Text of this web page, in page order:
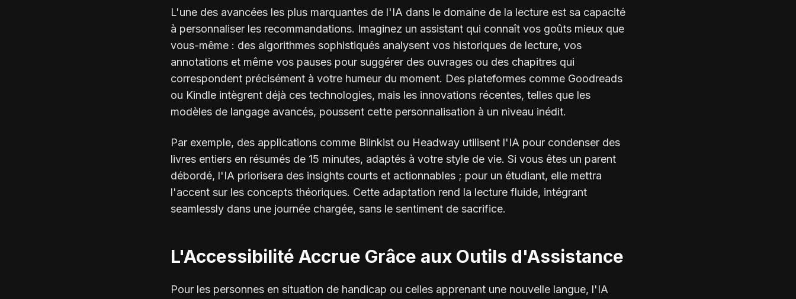
L'une des avancées les plus marquantes de l'IA dans le domaine de la lecture est sa capacité
à personnaliser les recommandations. Imaginez un assistant qui connaît vos goûts mieux que
vous-même : des algorithmes sophistiqués analysent vos historiques de lecture, vos
annotations et même vos pauses pour suggérer des ouvrages ou des chapitres qui
correspondent précisément à votre humeur du moment. Des plateformes comme Goodreads
ou Kindle intègrent déjà ces technologies, mais les innovations récentes, telles que les
modèles de langage avancés, poussent cette personnalisation à un niveau inédit.
Par exemple, des applications comme Blinkist ou Headway utilisent l'IA pour condenser des
livres entiers en résumés de 15 minutes, adaptés à votre style de vie. Si vous êtes un parent
débordé, l'IA priorisera des insights courts et actionnables ; pour un étudiant, elle mettra
l'accent sur les concepts théoriques. Cette adaptation rend la lecture fluide, intégrant
seamlessly dans une journée chargée, sans le sentiment de sacrifice.
L'Accessibilité Accrue Grâce aux Outils d'Assistance
Pour les personnes en situation de handicap ou celles apprenant une nouvelle langue, l'IA